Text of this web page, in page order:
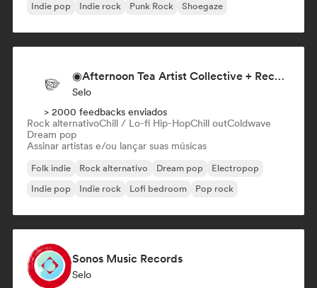
Indie pop
Indie rock Punk Rock Shoegaze
◉Afternoon Tea Artist Collective + Record Label◉
Selo
> 2000 feedbacks enviados
Rock alternativoChill / Lo-fi Hip-HopChill outColdwave
Dream pop
Assinar artistas e/ou lançar suas músicas
Folk indie Rock alternativo Dream pop
Electropop
Indie pop
Indie rock Lofi bedroom Pop rock
Sonos Music Records
Selo